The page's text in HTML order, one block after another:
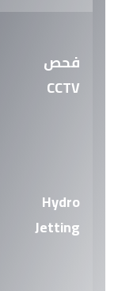
فحص
CCTV
Hydro
Jetting